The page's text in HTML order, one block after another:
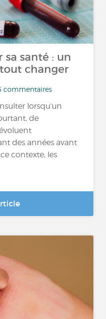
sa santé : un
changer
commentaires
lorsqu’un
de
des années avant
contexte, les